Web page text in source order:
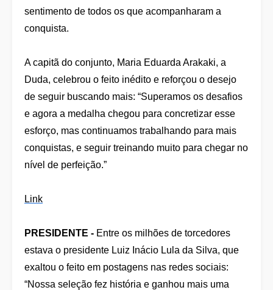
sentimento de todos os que acompanharam a
conquista.
A capitã do conjunto, Maria Eduarda Arakaki, a
Duda, celebrou o feito inédito e reforçou o desejo
de seguir buscando mais: “Superamos os desafios
e agora a medalha chegou para concretizar esse
esforço, mas continuamos trabalhando para mais
conquistas, e seguir treinando muito para chegar no
nível de perfeição.”
Link
PRESIDENTE - Entre os milhões de torcedores
estava o presidente Luiz Inácio Lula da Silva, que
exaltou o feito em postagens nas redes sociais:
“Nossa seleção fez história e ganhou mais uma